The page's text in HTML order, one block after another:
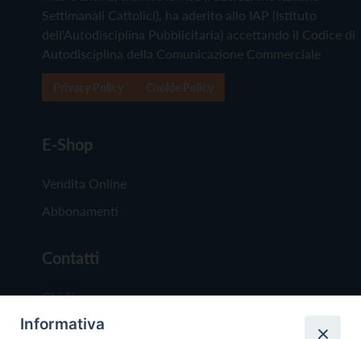
Settimanali Cattolici), ha aderito allo IAP (Istituto
dell'Autodisciplina Pubblicitaria) accettando il Codice di
Autodisciplina della Comunicazione Commerciale
E-Shop
Vendita Online
Abbonamenti
Contatti
Chi Siamo
Redazione
Informativa